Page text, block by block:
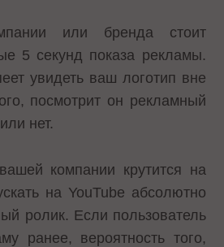
или бренда стоит
5 секунд показа рекламы.
увидеть ваш логотип вне
посмотрит он рекламный
нет.
компании крутится на
на YouTube абсолютно
ролик. Если пользователь
ранее, вероятность того,